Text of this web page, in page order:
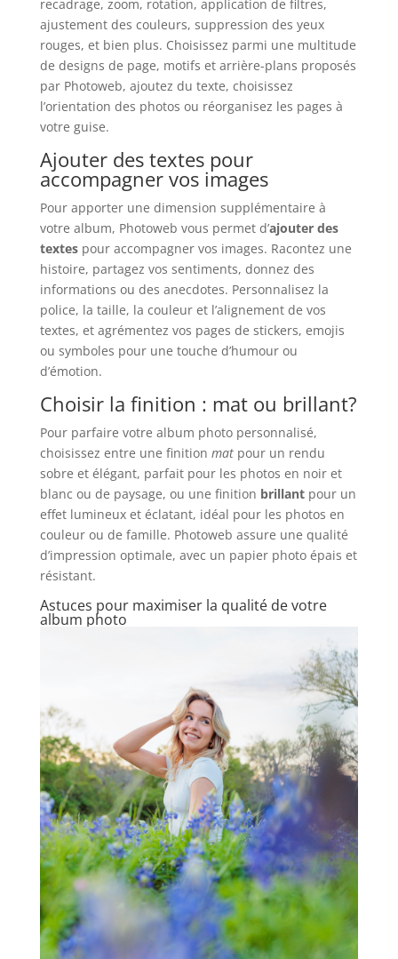
recadrage, zoom, rotation, application de filtres,
ajustement des couleurs, suppression des yeux
rouges, et bien plus. Choisissez parmi une multitude
de designs de page, motifs et arrière-plans proposés
par Photoweb, ajoutez du texte, choisissez
l’orientation des photos ou réorganisez les pages à
votre guise.
Ajouter des textes pour
accompagner vos images
Pour apporter une dimension supplémentaire à
votre album, Photoweb vous permet d’ajouter des
textespour accompagner vos images. Racontez une
histoire, partagez vos sentiments, donnez des
informations ou des anecdotes. Personnalisez la
police, la taille, la couleur et l’alignement de vos
textes, et agrémentez vos pages de stickers, emojis
ou symboles pour une touche d’humour ou
d’émotion.
Choisir la finition : mat ou brillant?
Pour parfaire votre album photo personnalisé,
choisissez entre une finition matpour un rendu
sobre et élégant, parfait pour les photos en noir et
blanc ou de paysage, ou une finition brillantpour un
effet lumineux et éclatant, idéal pour les photos en
couleur ou de famille. Photoweb assure une qualité
d’impression optimale, avec un papier photo épais et
résistant.
Astuces pour maximiser la qualité de votre
album photo